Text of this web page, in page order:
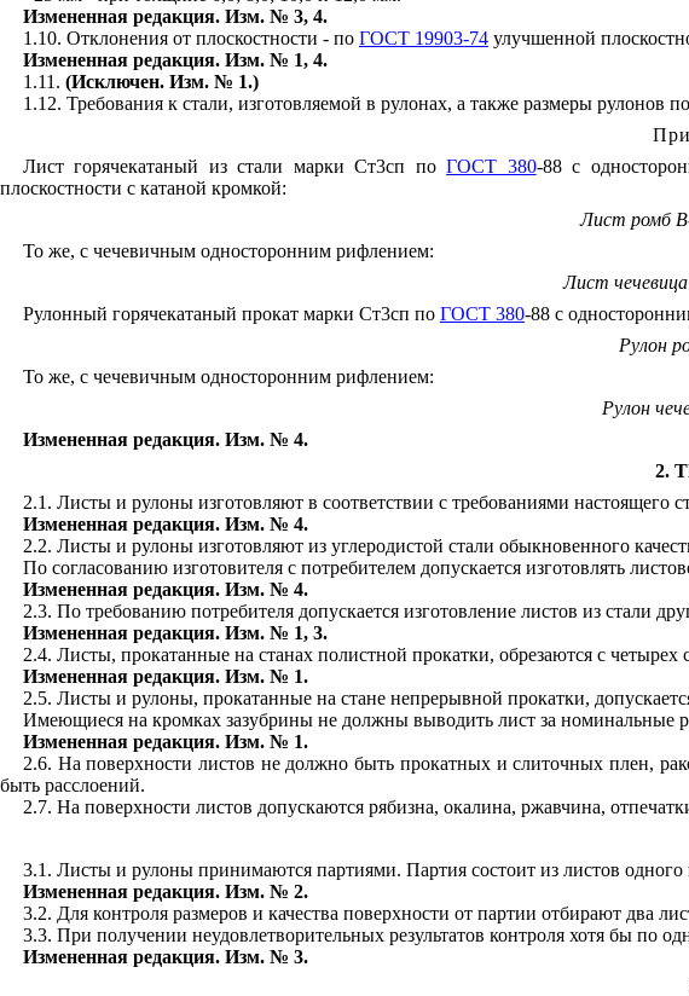
Измененная редакция. Изм. № 3, 4.
1.10. Отклонения от плоскостности - по ГОСТ 19903-74улучшенной
Измененная редакция. Изм. № 1, 4.
1.11. (Исключен. Изм. № 1.)
1.12. Требования к стали, изготовляемой в рулонах, а также размеры рулонов
При
Лист горячекатаный из стали маркиСт3сп поГОСТ 380-88 с
плоскостности с катаной кромкой:
Лист ромб
То же, с чечевичным односторонним рифлением:
Лист
Рулонный горячекатаный прокат марки Ст3сп по ГОСТ 380-88 с
Рулон
То же, с чечевичным односторонним рифлением:
Рулон
Измененная редакция. Изм. № 4.
2.
2.1. Листы и рулоны изготовляют в соответствии с требованиями настоящего
Измененная редакция. Изм. № 4.
2.2. Листы и рулоны изготовляют из углеродистой стали обыкновенного
По согласованию изготовителя с потребителем допускается изготовлять
Измененная редакция. Изм. № 4.
2.3. По требованию потребителя допускается изготовление листов из стали
Измененная редакция. Изм. № 1, 3.
2.4. Листы, прокатанные на станах полистной прокатки, обрезаются с четырех
Измененная редакция. Изм. № 1.
2.5. Листы и рулоны, прокатанные на стане непрерывной прокатки, допус
Имеющиеся на кромках зазубрины не должны выводить лист за номинальные
Измененная редакция. Изм. № 1.
2.6. На поверхности листов не должно быть прокатных и слиточных плен,
быть расслоений.
2.7. На поверхности листов допускаются рябизна, окалина, ржавчина,
3.1. Листы и рулоны принимаются партиями. Партия состоит из листов одного
Измененная редакция. Изм. № 2.
3.2. Для контроля размеров и качества поверхности от партии отбирают два ли
3.3. При получении неудовлетворительных результатов контроляхотя бы по
Измененная редакция. Изм. № 3.